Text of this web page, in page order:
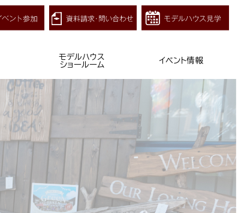
モデルハウス
ショールーム
イベント情報